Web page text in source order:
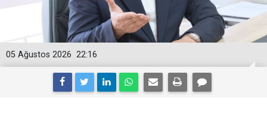
22:16
05 Ağustos 2026